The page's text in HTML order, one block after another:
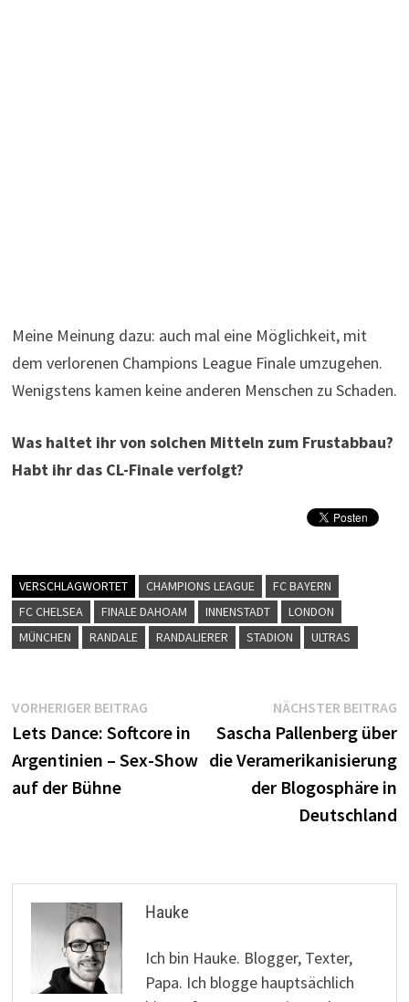
Meine Meinung dazu: auch mal eine Möglichkeit, mit
dem verlorenen Champions League Finale umzugehen.
Wenigstens kamen keine anderen Menschen zu Schaden.
Was haltet ihr von solchen Mitteln zum Frustabbau?
Habt ihr das CL-Finale verfolgt?
VERSCHLAGWORTET CHAMPIONS LEAGUE
FC BAYERN
FC CHELSEA
FINALE DAHOAM INNENSTADT
LONDON
MÜNCHEN
RANDALE RANDALIERER STADION ULTRAS
Beitragsnavigation
VORHERIGER BEITRAGVorheriger
Beitrag:
Lets Dance: Softcore in
Argentinien – Sex-Show
auf der Bühne
NÄCHSTER BEITRAG
Sascha Pallenberg über
die Veramerikanisierung
der Blogosphäre in
Deutschland
Hauke
Ich bin Hauke. Blogger, Texter,
Papa. Ich blogge hauptsächlich